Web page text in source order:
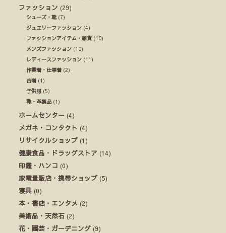
ファッション (29)
シューズ・靴(7)
ジュエリーファッション (4)
ファッションアイテム・雑貨 (10)
メンズファッション (10)
レディースファッション (11)
作業着・仕事着 (2)
古着 (1)
子供服 (5)
鞄・革製品 (1)
ホームセンター (4)
メガネ・コンタクト (4)
リサイクルショップ (1)
健康食品・ドラッグストア (14)
印鑑・ハンコ (0)
家電量販店・携帯ショップ (5)
寝具 (0)
本・書店・エンタメ (2)
美術品・天然石 (2)
花・園芸・ガーデニング (9)